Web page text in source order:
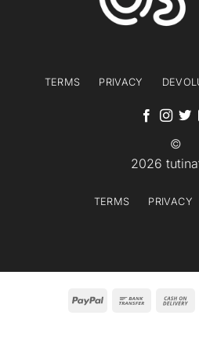
TERMS PRIVACY
©
2026
TERMS PRIVACY
PayPal
Bank